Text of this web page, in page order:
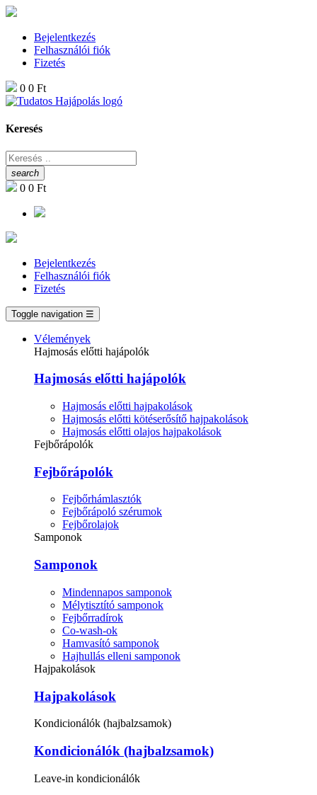
Bejelentkezés
Felhasználói fiók
Fizetés
0 0 Ft
Keresés
search
0 0 Ft
Bejelentkezés
Felhasználói fiók
Fizetés
Toggle navigation ☰
Vélemények
Hajmosás előtti hajápolók
Hajmosás előtti hajápolók
Hajmosás előtti hajpakolások
Hajmosás előtti kötéserősítő hajpakolások
Hajmosás előtti olajos hajpakolások
Fejbőrápolók
Fejbőrápolók
Fejbőrhámlasztók
Fejbőrápoló szérumok
Fejbőrolajok
Samponok
Samponok
Mindennapos samponok
Mélytisztító samponok
Fejbőrradírok
Co-wash-ok
Hamvasító samponok
Hajhullás elleni samponok
Hajpakolások
Hajpakolások
Kondicionálók (hajbalzsamok)
Kondicionálók (hajbalzsamok)
Leave-in kondicionálók